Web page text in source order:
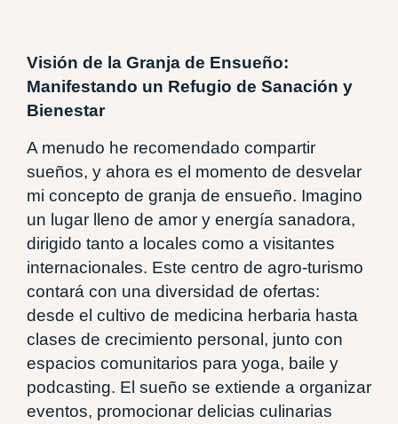
Visión de la Granja de Ensueño:
Manifestando un Refugio de Sanación y
Bienestar
A menudo he recomendado compartir
sueños, y ahora es el momento de desvelar
mi concepto de granja de ensueño. Imagino
un lugar lleno de amor y energía sanadora,
dirigido tanto a locales como a visitantes
internacionales. Este centro de agro-turismo
contará con una diversidad de ofertas:
desde el cultivo de medicina herbaria hasta
clases de crecimiento personal, junto con
espacios comunitarios para yoga, baile y
podcasting. El sueño se extiende a organizar
eventos, promocionar delicias culinarias